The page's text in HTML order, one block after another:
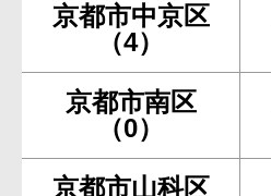
京都市中京区
（4）
京都市南区
（0）
京都市山科区